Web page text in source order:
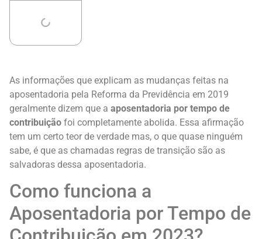
As informações que explicam as mudanças feitas na
aposentadoria pela Reforma da Previdência em 2019
geralmente dizem que a aposentadoria por tempo de
contribuição foi completamente abolida. Essa afirmação
tem um certo teor de verdade mas, o que quase ninguém
sabe, é que as chamadas regras de transição são as
salvadoras dessa aposentadoria.
Como funciona a
Aposentadoria por Tempo de